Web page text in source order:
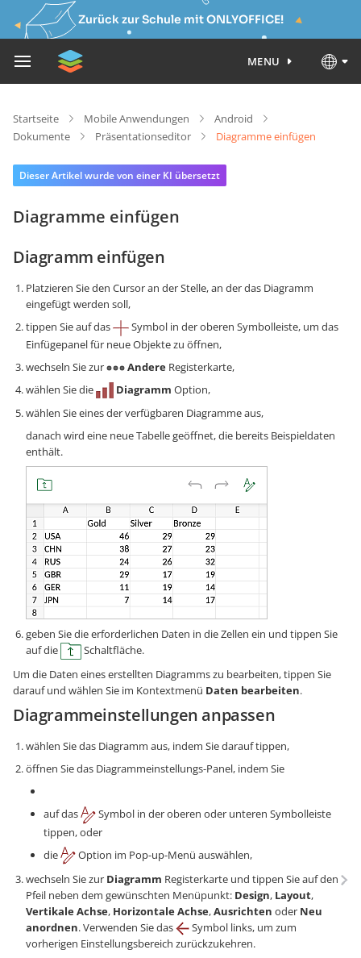
Zurück zur Schule mit ONLYOFFICE!
MENU
Startseite Mobile Anwendungen
Android
Dokumente
Präsentationseditor Diagramme einfügen
Dieser Artikel wurde von einer KI übersetzt
Diagramme einfügen
Diagramm einfügen
Platzieren Sie den Cursor an der Stelle, an der das Diagramm
eingefügt werden soll,
tippen Sie auf das
Symbol in der oberen Symbolleiste, um das
Einfügepanel für neue Objekte zu öffnen,
wechseln Sie zur
Andere Registerkarte,
wählen Sie die
Diagramm Option,
wählen Sie eines der verfügbaren Diagramme aus,
danach wird eine neue Tabelle geöffnet, die bereits Beispieldaten
enthält.
geben Sie die erforderlichen Daten in die Zellen ein und tippen Sie
auf die
Schaltfläche.
Um die Daten eines erstellten Diagramms zu bearbeiten, tippen Sie
darauf und wählen Sie im Kontextmenü Daten bearbeiten.
Diagrammeinstellungen anpassen
wählen Sie das Diagramm aus, indem Sie darauf tippen,
öffnen Sie das Diagrammeinstellungs-Panel, indem Sie
auf das
Symbol in der oberen oder unteren Symbolleiste
tippen, oder
die
Option im Pop-up-Menü auswählen,
wechseln Sie zur Diagramm Registerkarte und tippen Sie auf den
Pfeil neben dem gewünschten Menüpunkt: Design, Layout,
Vertikale Achse, Horizontale Achse,Ausrichten oder Neu
anordnen. Verwenden Sie das
Symbol links, um zum
vorherigen Einstellungsbereich zurückzukehren.